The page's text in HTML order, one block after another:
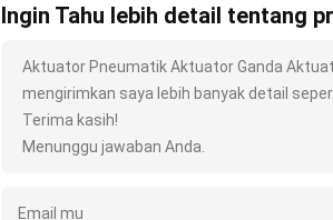
Ingin Tahu lebih detail tentang
Aktuator Pneumatik Aktuator Ganda
mengirimkan saya lebih banyak detail
Terima kasih!
Menunggu jawaban Anda.